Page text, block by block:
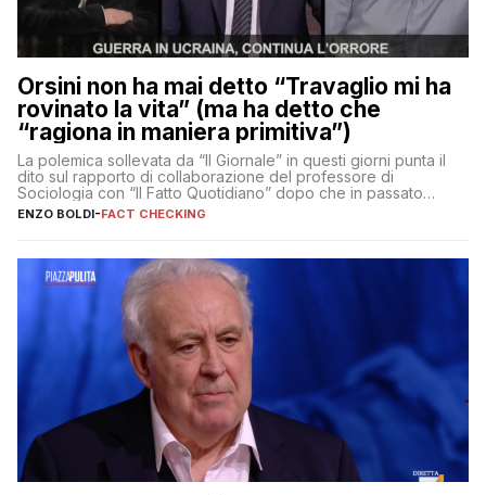
Orsini non ha mai detto “Travaglio mi ha
rovinato la vita” (ma ha detto che
“ragiona in maniera primitiva”)
La polemica sollevata da “Il Giornale” in questi giorni punta il
dito sul rapporto di collaborazione del professore di
Sociologia con “Il Fatto Quotidiano” dopo che in passato
erano volati stracci
ENZO BOLDI-FACT CHECKING